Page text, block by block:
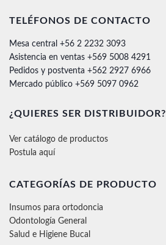
TELÉFONOS DE CONTACTO
Mesa central +56 2 2232 3093
Asistencia en ventas +569 5008 4291
Pedidos y postventa +562 2927 6966
Mercado público +569 5097 0962
¿QUIERES SER DISTRIBUIDOR?
Ver catálogo de productos
Postula aquí
CATEGORÍAS DE PRODUCTO
Insumos para ortodoncia
Odontología General
Salud e Higiene Bucal